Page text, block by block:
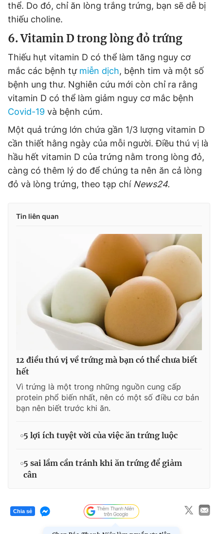
thể. Do đó, chỉ ăn lòng trắng trứng, bạn sẽ dễ bị
thiếu choline.
6. Vitamin D trong lòng đỏ trứng
Thiếu hụt vitamin D có thể làm tăng nguy cơ
mắc các bệnh tự miễn dịch, bệnh tim và một số
bệnh ung thư. Nghiên cứu mới còn chỉ ra rằng
vitamin D có thể làm giảm nguy cơ mắc bệnh
Covid-19 và bệnh cúm.
Một quả trứng lớn chứa gần 1/3 lượng vitamin D
cần thiết hằng ngày của mỗi người. Điều thú vị là
hầu hết vitamin D của trứng nằm trong lòng đỏ,
càng có thêm lý do để chúng ta nên ăn cả lòng
đỏ và lòng trứng, theo tạp chí News24.
Tin liên quan
12 điều thú vị về trứng mà bạn có thể chưa biết
hết
Vì trứng là một trong những nguồn cung cấp
protein phổ biến nhất, nên có một số điều cơ bản
bạn nên biết trước khi ăn.
5 lợi ích tuyệt vời của việc ăn trứng luộc
5 sai lầm cần tránh khi ăn trứng để giảm
cân
Chia sẻ